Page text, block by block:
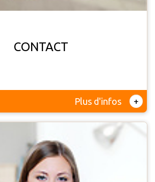
CONTACT
Plus d'infos +